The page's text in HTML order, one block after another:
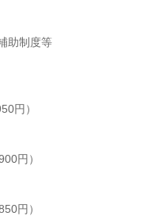
助制度等
円）
円）
円）